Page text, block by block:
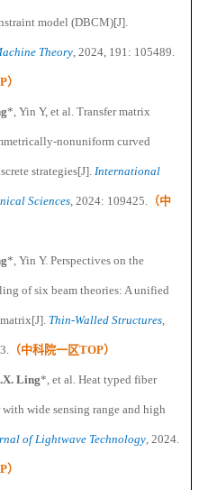
model (DBCM)[J].
Theory , 2024, 191: 105489.
）
* , Yin Y, et al. Transfer matrix
nonuniform curved
strategies[J]. International
Sciences , 2024: 109425. （中
* , Yin Y. Perspectives on the
of six beam theories: A unified
[J]. Thin-Walled Structures
（中科院一区TOP）
Ling* , et al. Heat typed fiber
wide sensing range and high
of Lightwave Technology , 2024.
）